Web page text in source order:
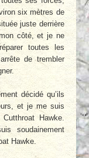
six mètres de
juste derrière
côté, et je ne
toutes les
de trembler
décidé qu’ils
et je me suis
Hawke.
soudainement
Hawke.